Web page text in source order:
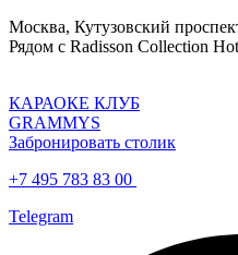
Москва, Кутузовский
Рядом с Radisson Collection
КАРАОКЕ КЛУБ
GRAMMYS
Забронировать столик
+7 495 783 83 00
Telegram